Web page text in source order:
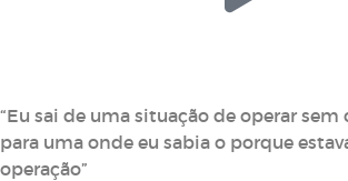
“Eu sai de uma situação de operar
para uma onde eu sabia o porque
operação”